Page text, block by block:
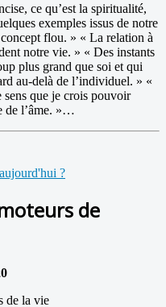
ce qu’est la spiritualité,
exemples issus de notre
flou. » « La relation à
notre vie. » « Des instants
plus grand que soi et qui
au-delà de l’individuel. » «
que je crois pouvoir
de l’âme. »…
?
de